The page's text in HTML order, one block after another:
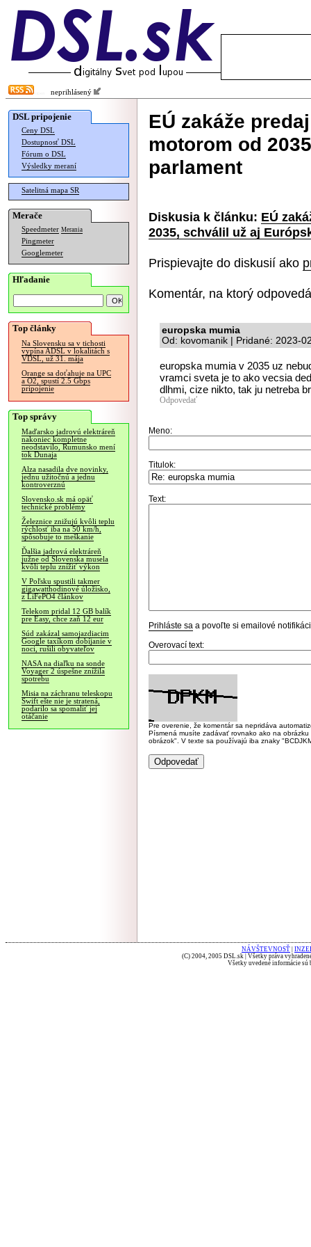
neprihlásený
DSL pripojenie
Ceny DSL
Dostupnosť DSL
Fórum o DSL
Výsledky meraní
Satelitná mapa SR
Merače
Speedmeter Merania
Pingmeter
Googlemeter
Hľadanie
Top články
Na Slovensku sa v tichosti
vypína ADSL v lokalitách s
VDSL, už 31. mája
Orange sa doťahuje na UPC
a O2, spustí 2.5 Gbps
pripojenie
Top správy
Maďarsko jadrovú elektráreň
nakoniec kompletne
neodstavilo, Rumunsko mení
tok Dunaja
Alza nasadila dve novinky,
jednu užitočnú a jednu
kontroverznú
Slovensko.sk má opäť
technické problémy
Železnice znižujú kvôli teplu
rýchlosť iba na 50 km/h,
spôsobuje to meškanie
Ďalšia jadrová elektráreň
južne od Slovenska musela
kvôli teplu znížiť výkon
V Poľsku spustili takmer
gigawatthodinové úložisko,
z LiFePO4 článkov
Telekom pridal 12 GB balík
pre Easy, chce zaň 12 eur
Súd zakázal samojazdiacim
Google taxíkom dobíjanie v
noci, rušili obyvateľov
NASA na diaľku na sonde
Voyager 2 úspešne znížila
spotrebu
Misia na záchranu teleskopu
Swift ešte nie je stratená,
podarilo sa spomaliť jej
otáčanie
EÚ zakáže
motorom od
parlament
Diskusia k článku: EÚ
2035, schválil už aj
Prispievajte do diskusií ako
Komentár, na ktorý
europska mumia
Od: kovomanik | Pridané: 2023-
europska mumia v 2035 uz
vramci sveta je to ako vecsia
dlhmi, cize nikto, tak ju netreba
Odpovedať
Meno:
Titulok:
Text:
Prihláste sa a povoľte si emailové
Overovací text:
Pre overenie, že komentár sa nepridáva
Písmená musíte zadávať rovnako ako na
obrázok". V texte sa používajú iba znaky
NÁVŠTEVNOSŤ
(C) 2004, 2005 DSL.sk | Všetky práva
Všetky uvedené informácie sú